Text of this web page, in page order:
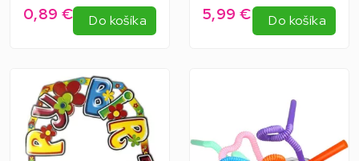
0,89 € Do košíka 5,99 € Do košíka